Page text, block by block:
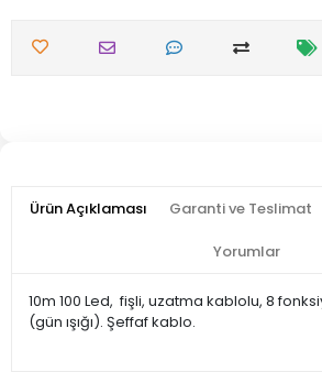
Ürün Açıklaması Garanti ve Teslimat
Yorumlar
10m 100 Led, fişli, uzatma kablolu, 8
(gün ışığı). Şeffaf kablo.